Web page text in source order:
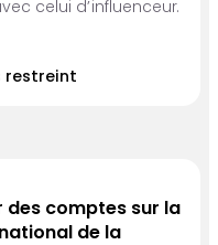
celui d’influenceur.
restreint
des comptes sur la
de la